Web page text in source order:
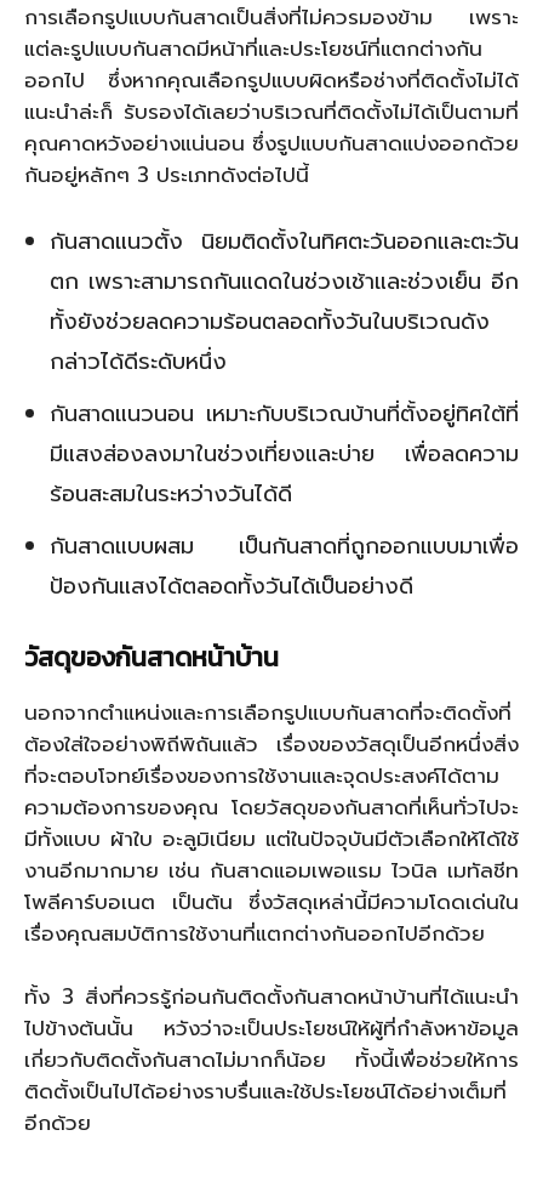
การเลือกรูปแบบกันสาดเป็นสิ่งที่ไม่ควรมองข้าม เพราะ
แต่ละรูปแบบกันสาดมีหน้าที่และประโยชน์ที่แตกต่างกัน
ออกไป ซึ่งหากคุณเลือกรูปแบบผิดหรือช่างที่ติดตั้งไม่ได้
แนะนำล่ะก็ รับรองได้เลยว่าบริเวณที่ติดตั้งไม่ได้เป็นตามที่
คุณคาดหวังอย่างแน่นอน ซึ่งรูปแบบกันสาดแบ่งออกด้วย
กันอยู่หลักๆ 3 ประเภทดังต่อไปนี้
กันสาดแนวตั้ง นิยมติดตั้งในทิศตะวันออกและตะวัน
ตก เพราะสามารถกันแดดในช่วงเช้าและช่วงเย็น อีก
ทั้งยังช่วยลดความร้อนตลอดทั้งวันในบริเวณดัง
กล่าวได้ดีระดับหนึ่ง
กันสาดแนวนอน เหมาะกับบริเวณบ้านที่ตั้งอยู่ทิศใต้ที่
มีแสงส่องลงมาในช่วงเที่ยงและบ่าย เพื่อลดความ
ร้อนสะสมในระหว่างวันได้ดี
กันสาดแบบผสม เป็นกันสาดที่ถูกออกแบบมาเพื่อ
ป้องกันแสงได้ตลอดทั้งวันได้เป็นอย่างดี
วัสดุของกันสาดหน้าบ้าน
นอกจากตำแหน่งและการเลือกรูปแบบกันสาดที่จะติดตั้งที่
ต้องใส่ใจอย่างพิถีพิถันแล้ว เรื่องของวัสดุเป็นอีกหนึ่งสิ่ง
ที่จะตอบโจทย์เรื่องของการใช้งานและจุดประสงค์ได้ตาม
ความต้องการของคุณ โดยวัสดุของกันสาดที่เห็นทั่วไปจะ
มีทั้งแบบ ผ้าใบ อะลูมิเนียม แต่ในปัจจุบันมีตัวเลือกให้ได้ใช้
งานอีกมากมาย เช่น กันสาดแอมเพอแรม ไวนิล เมทัลชีท
โพลีคาร์บอเนต เป็นต้น ซึ่งวัสดุเหล่านี้มีความโดดเด่นใน
เรื่องคุณสมบัติการใช้งานที่แตกต่างกันออกไปอีกด้วย
ทั้ง 3 สิ่งที่ควรรู้ก่อนกันติดตั้งกันสาดหน้าบ้านที่ได้แนะนำ
ไปข้างต้นนั้น หวังว่าจะเป็นประโยชน์ให้ผู้ที่กำลังหาข้อมูล
เกี่ยวกับติดตั้งกันสาดไม่มากก็น้อย ทั้งนี้เพื่อช่วยให้การ
ติดตั้งเป็นไปได้อย่างราบรื่นและใช้ประโยชน์ได้อย่างเต็มที่
อีกด้วย